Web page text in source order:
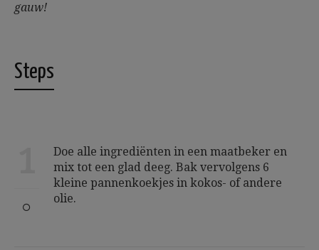
gauw!
Steps
Doe alle ingrediënten in een maatbeker en
mix tot een glad deeg. Bak vervolgens 6
kleine pannenkoekjes in kokos- of andere
olie.